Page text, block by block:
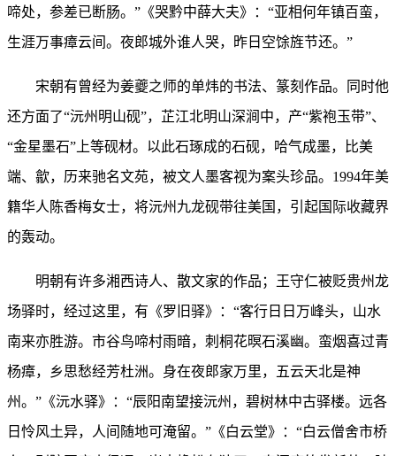
啼处，参差已断肠。”《哭黔中薛大夫》：“亚相何年镇百蛮，
生涯万事瘴云间。夜郎城外谁人哭，昨日空馀旌节还。”
宋朝有曾经为姜夔之师的单炜的书法、篆刻作品。同时他
还方面了“沅州明山砚”，芷江北明山深涧中，产“紫袍玉带”、
“金星墨石”上等砚材。以此石琢成的石砚，哈气成墨，比美
端、歙，历来驰名文苑，被文人墨客视为案头珍品。1994年美
籍华人陈香梅女士，将沅州九龙砚带往美国，引起国际收藏界
的轰动。
明朝有许多湘西诗人、散文家的作品；王守仁被贬贵州龙
场驿时，经过这里，有《罗旧驿》：“客行日日万峰头，山水
南来亦胜游。市谷鸟啼村雨暗，刺桐花暝石溪幽。蛮烟喜过青
杨瘴，乡思愁经芳杜洲。身在夜郎家万里，五云天北是神
州。”《沅水驿》：“辰阳南望接沅州，碧树林中古驿楼。远各
日怜风土异，人间随地可淹留。”《白云堂》：“白云僧舍市桥